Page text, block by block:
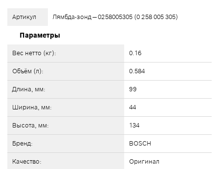
Артикул Лямбда-зонд — 0258005305 (0 258 005 305)
Параметры
Вес нетто (кг): 0.16
Объём (л): 0.584
Длина, мм: 99
Ширина, мм: 44
Высота, мм: 134
Бренд: BOSCH
Качество: Оригинал